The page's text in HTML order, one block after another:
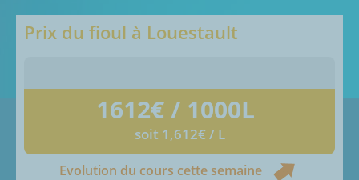
Prix du fioul à Louestault
1612€ / 1000L
soit 1,612€ / L
Evolution du cours cette semaine